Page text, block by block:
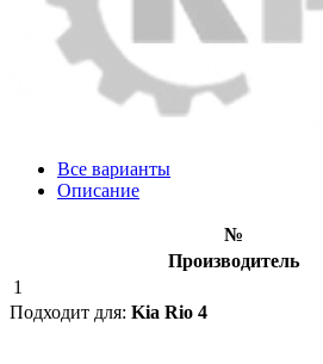
Все варианты
Описание
№
Производитель
1
Подходит для: Kia Rio 4